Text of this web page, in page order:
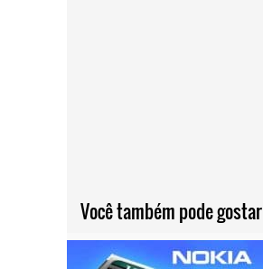
Você também pode gostar